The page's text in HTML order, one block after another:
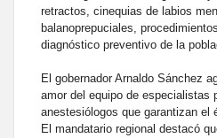
retractos, cinequias de labios
balanoprepuciales,
diagnóstico preventivo de la
El gobernador Arnaldo Sánchez
amor del equipo de especialistas
anestesiólogos que garantizan el
El mandatario regional destacó